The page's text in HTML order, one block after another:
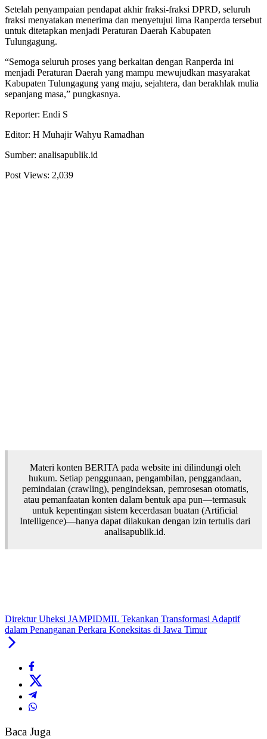
Setelah penyampaian pendapat akhir fraksi-fraksi DPRD, seluruh
fraksi menyatakan menerima dan menyetujui lima Ranperda tersebut
untuk ditetapkan menjadi Peraturan Daerah Kabupaten
Tulungagung.
“Semoga seluruh proses yang berkaitan dengan Ranperda ini
menjadi Peraturan Daerah yang mampu mewujudkan masyarakat
Kabupaten Tulungagung yang maju, sejahtera, dan berakhlak mulia
sepanjang masa,” pungkasnya.
Reporter: Endi S
Editor: H Muhajir Wahyu Ramadhan
Sumber: analisapublik.id
Post Views: 2,039
Materi konten BERITA pada website ini dilindungi oleh
hukum. Setiap penggunaan, pengambilan, penggandaan,
pemindaian (crawling), pengindeksan, pemrosesan otomatis,
atau pemanfaatan konten dalam bentuk apa pun—termasuk
untuk kepentingan sistem kecerdasan buatan (Artificial
Intelligence)—hanya dapat dilakukan dengan izin tertulis dari
analisapublik.id.
Direktur Uheksi JAMPIDMIL Tekankan Transformasi Adaptif
dalam Penanganan Perkara Koneksitas di Jawa Timur
Baca Juga